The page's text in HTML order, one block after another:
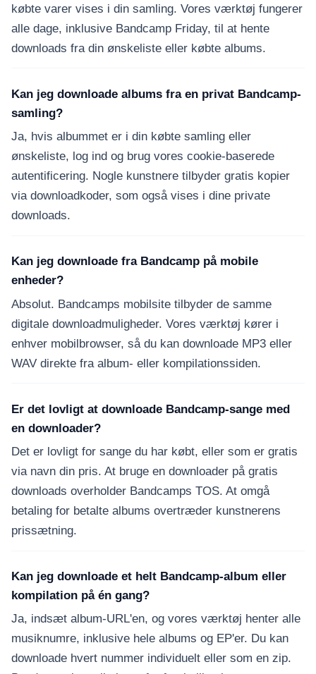
købte varer vises i din samling. Vores værktøj fungerer
alle dage, inklusive Bandcamp Friday, til at hente
downloads fra din ønskeliste eller købte albums.
Kan jeg downloade albums fra en privat Bandcamp-
samling?
Ja, hvis albummet er i din købte samling eller
ønskeliste, log ind og brug vores cookie-baserede
autentificering. Nogle kunstnere tilbyder gratis kopier
via downloadkoder, som også vises i dine private
downloads.
Kan jeg downloade fra Bandcamp på mobile
enheder?
Absolut. Bandcamps mobilsite tilbyder de samme
digitale downloadmuligheder. Vores værktøj kører i
enhver mobilbrowser, så du kan downloade MP3 eller
WAV direkte fra album- eller kompilationssiden.
Er det lovligt at downloade Bandcamp-sange med
en downloader?
Det er lovligt for sange du har købt, eller som er gratis
via navn din pris. At bruge en downloader på gratis
downloads overholder Bandcamps TOS. At omgå
betaling for betalte albums overtræder kunstnerens
prissætning.
Kan jeg downloade et helt Bandcamp-album eller
kompilation på én gang?
Ja, indsæt album-URL'en, og vores værktøj henter alle
musiknumre, inklusive hele albums og EP'er. Du kan
downloade hvert nummer individuelt eller som en zip.